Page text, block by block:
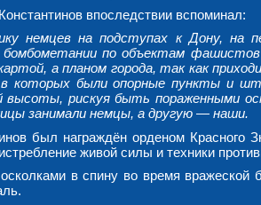
впоследствии вспоминал:
немцев на подступах к Дону, на
по объектам
а планом города, так как
которых были опорные пункты и
высоты, рискуя быть пораженными
занимали немцы, а другую — наши.
был награждён орденом
живой силы и техники
в спину во время